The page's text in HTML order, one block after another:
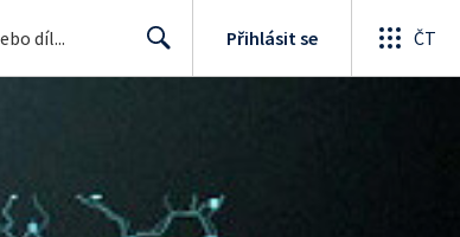
Přihlásit se ČT